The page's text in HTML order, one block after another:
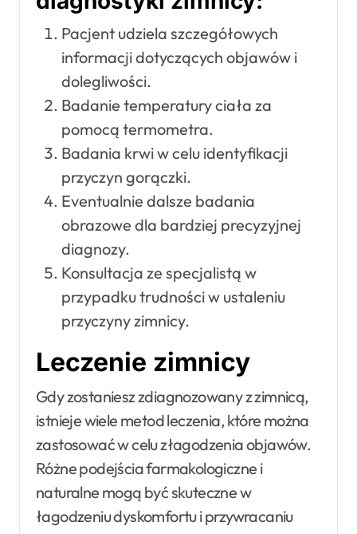
Pacjent udziela szczegółowych
informacji dotyczących objawów i
dolegliwości.
Badanie temperatury ciała za
pomocą termometra.
Badania krwi w celu identyfikacji
przyczyn gorączki.
Eventualnie dalsze badania
obrazowe dla bardziej precyzyjnej
diagnozy.
Konsultacja ze specjalistą w
przypadku trudności w ustaleniu
przyczyny zimnicy.
Leczenie zimnicy
Gdy zostaniesz zdiagnozowany z zimnicą,
istnieje wiele metod leczenia, które można
zastosować w celu złagodzenia objawów.
Różne podejścia farmakologiczne i
naturalne mogą być skuteczne w
łagodzeniu dyskomfortu i przywracaniu